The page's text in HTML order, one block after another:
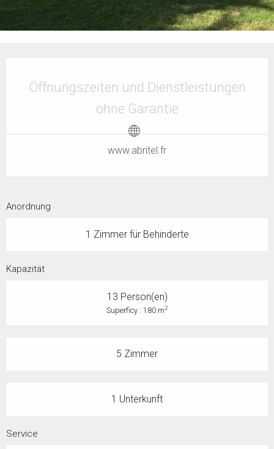
Öffnungszeiten und Dienstleistungen
ohne Garantie
www.abritel.fr
Anordnung
1 Zimmer für Behinderte
Kapazität
13 Person(en)
Superficy : 180 m2
5 Zimmer
1 Unterkunft
Service